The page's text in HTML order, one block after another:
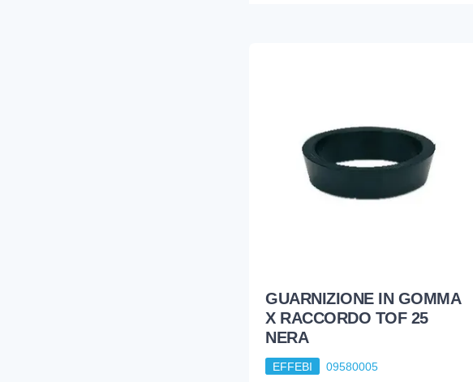
GUARNIZIONE IN GOMMA
X RACCORDO TOF 25
NERA
EFFEBI
09580005